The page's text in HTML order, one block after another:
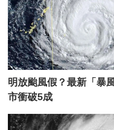
明放颱風假？最新「
市衝破5成